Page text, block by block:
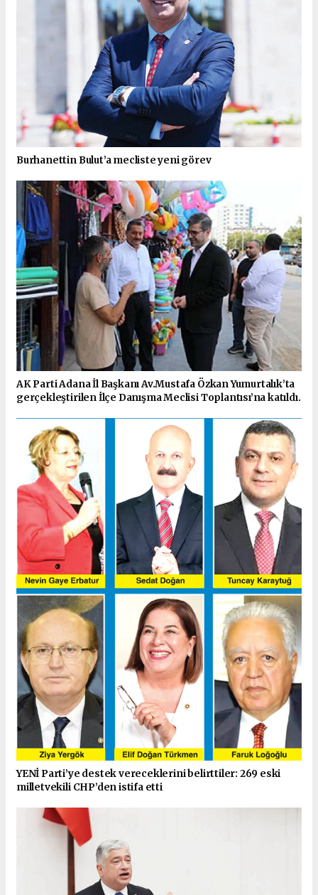
Burhanettin Bulut’a mecliste yeni görev
AK Parti Adana İl Başkanı Av.Mustafa Özkan Yumurtalık’ta
gerçekleştirilen İlçe Danışma Meclisi Toplantısı’na katıldı.
YENİ Parti’ye destek vereceklerini belirttiler: 269 eski
milletvekili CHP’den istifa etti